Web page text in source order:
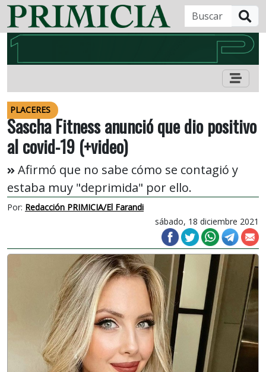
PLACERES
Sascha Fitness anunció que dio positivo
al covid-19 (+video)
Afirmó que no sabe cómo se contagió y
estaba muy "deprimida" por ello.
Por: Redacción PRIMICIA/El Farandi
sábado, 18 diciembre 2021